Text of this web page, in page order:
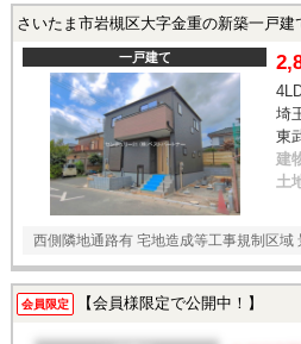
さいたま市岩槻区大字金重の新築一戸建
一戸建て
埼
東
建
土
西側隣地通路有 宅地造成等工事規制区域
会員限定 【会員様限定で公開中！】